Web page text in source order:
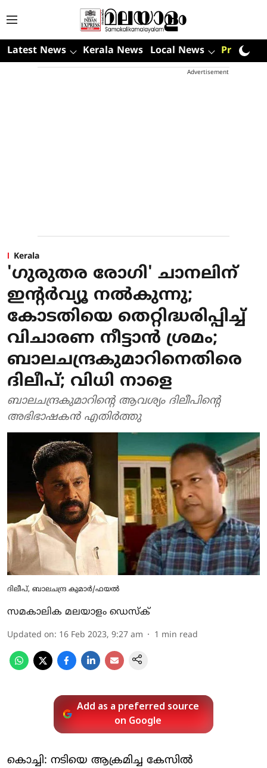
Latest News Kerala News Local News Premium
Advertisement
Kerala
'ഗുരുതര രോഗി' ചാനലിന്
ഇന്റര്‍വ്യൂ നല്‍കുന്നു;
കോടതിയെ തെറ്റിദ്ധരിപ്പിച്ച്
വിചാരണ നീട്ടാന്‍ ശ്രമം;
ബാലചന്ദ്രകുമാറിനെതിരെ
ദിലീപ്; വിധി നാളെ
ബാലചന്ദ്രകുമാറിന്റെ ആവശ്യം ദിലീപിന്റെ
അഭിഭാഷകന്‍ എതിര്‍ത്തു
ദിലീപ്, ബാലചന്ദ്ര കുമാര്‍/ഫയല്‍
സമകാലിക മലയാളം ഡെസ്ക്
Updated on: 16 Feb 2023, 9:27 am 1 min read
Add as a preferred source
on Google
കൊച്ചി: നടിയെ ആക്രമിച്ച കേസില്‍